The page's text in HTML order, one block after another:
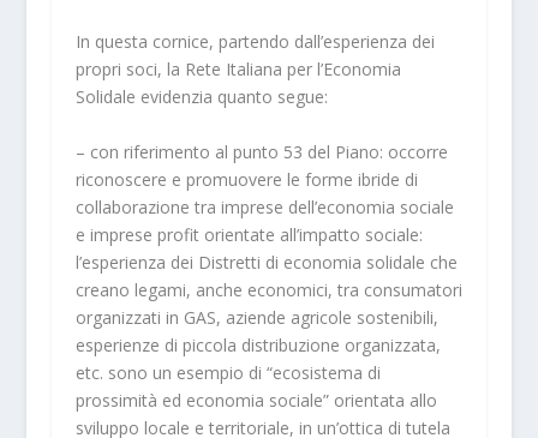
In questa cornice, partendo dall’esperienza dei
propri soci, la Rete Italiana per l’Economia
Solidale evidenzia quanto segue:
– con riferimento al punto 53 del Piano: occorre
riconoscere e promuovere le forme ibride di
collaborazione tra imprese dell’economia sociale
e imprese profit orientate all’impatto sociale:
l’esperienza dei Distretti di economia solidale che
creano legami, anche economici, tra consumatori
organizzati in GAS, aziende agricole sostenibili,
esperienze di piccola distribuzione organizzata,
etc. sono un esempio di “ecosistema di
prossimità ed economia sociale” orientata allo
sviluppo locale e territoriale, in un’ottica di tutela